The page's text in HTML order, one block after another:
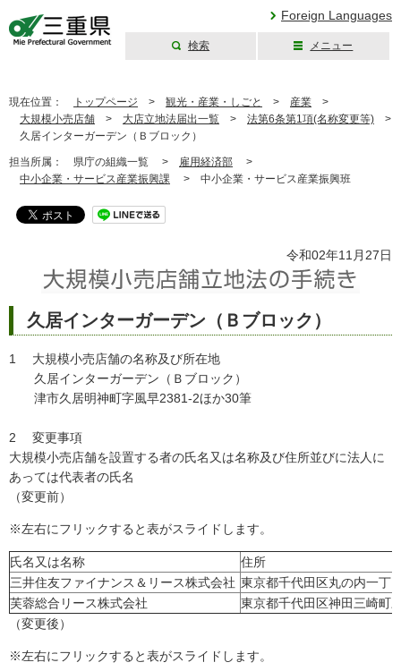
Foreign Languages
検索 メニュー
現在位置： トップページ > 観光・産業・しごと > 産業 >
大規模小売店舗 > 大店立地法届出一覧 > 法第6条第1項(名称変更等) >
久居インターガーデン（Ｂブロック）
担当所属： 県庁の組織一覧 > 雇用経済部 >
中小企業・サービス産業振興課 > 中小企業・サービス産業振興班
令和02年11月27日
久居インターガーデン（Ｂブロック）
1 大規模小売店舗の名称及び所在地
久居インターガーデン（Ｂブロック）
津市久居明神町字風早2381-2ほか30筆
2 変更事項
大規模小売店舗を設置する者の氏名又は名称及び住所並びに法人に
あっては代表者の氏名
（変更前）
※左右にフリックすると表がスライドします。
氏名又は名称
住所
三井住友ファイナンス＆リース株式会社 東京都千代田区丸の内一丁
芙蓉総合リース株式会社
東京都千代田区神田三崎町
（変更後）
※左右にフリックすると表がスライドします。